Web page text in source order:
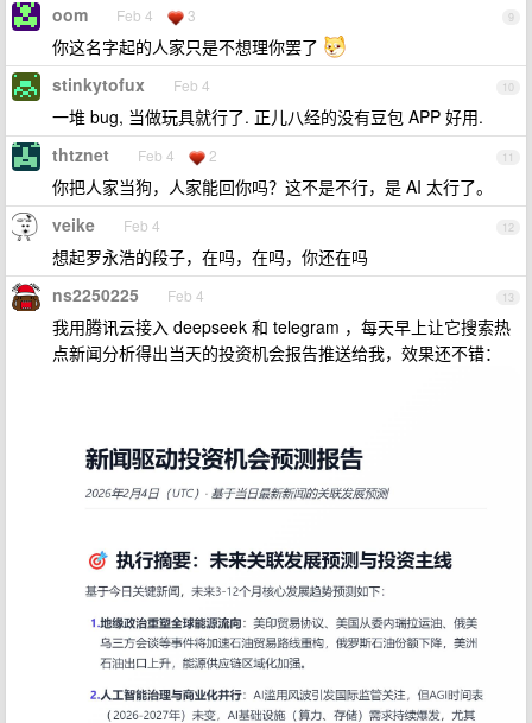
9
oom Feb 4 3
你这名字起的人家只是不想理你罢了
10
stinkytofux Feb 4
一堆 bug, 当做玩具就行了. 正儿八经的没有豆包 APP 好用.
11
thtznet Feb 4 2
你把人家当狗，人家能回你吗？这不是不行，是 AI 太行了。
12
veike Feb 4
想起罗永浩的段子，在吗，在吗，你还在吗
13
ns2250225 Feb 4
我用腾讯云接入 deepseek 和 telegram ，每天早上让它搜索热
点新闻分析得出当天的投资机会报告推送给我，效果还不错：